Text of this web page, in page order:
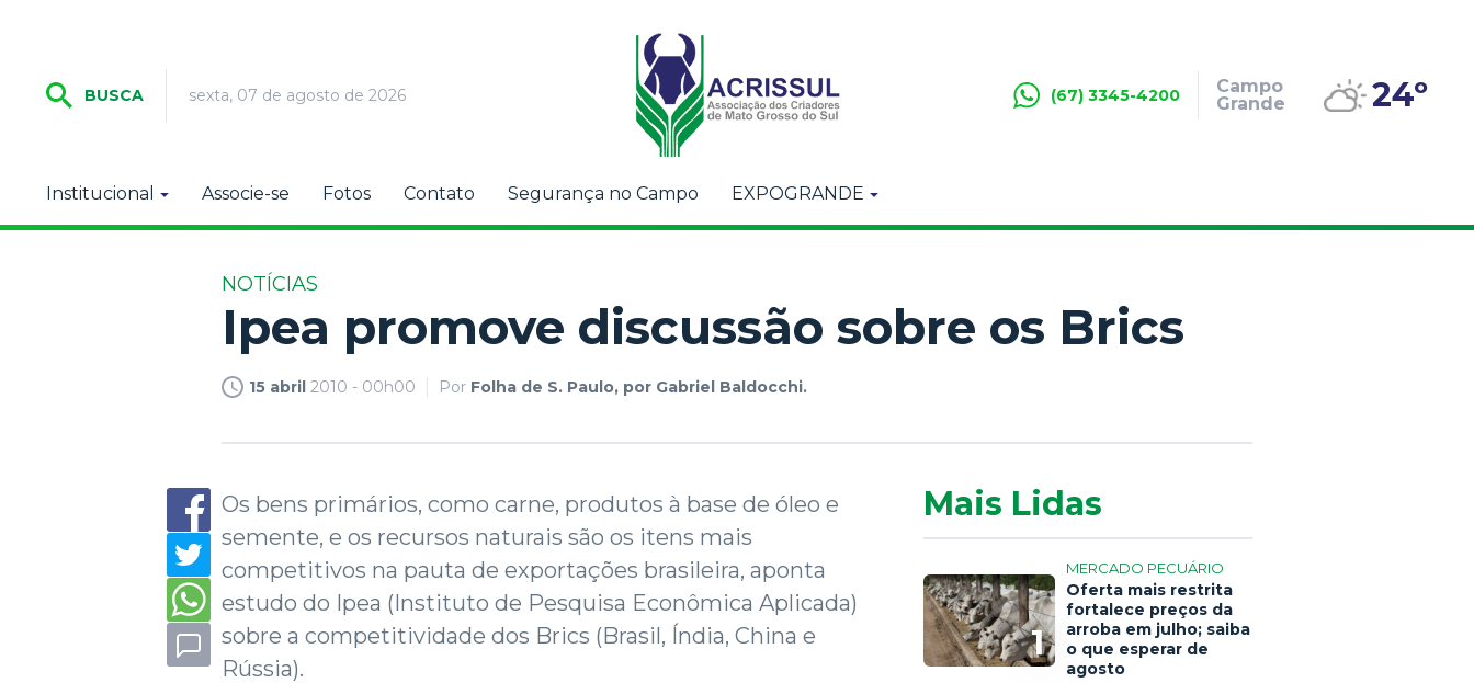
BUSCA sexta, 07 de agosto de 2026 (67) 3345-4200
Campo
Grande
24º
Institucional Associe-se Fotos Contato Segurança no Campo EXPOGRANDE
NOTÍCIAS
Ipea promove discussão sobre os Brics
15 abril 2010 - 00h00 Por Folha de S. Paulo, por Gabriel Baldocchi.
Os bens primários, como carne, produtos à base de óleo e
semente, e os recursos naturais são os itens mais
competitivos na pauta de exportações brasileira, aponta
estudo do Ipea (Instituto de Pesquisa Econômica Aplicada)
sobre a competitividade dos Brics (Brasil, Índia, China e
Rússia).
Mais Lidas
1
MERCADO PECUÁRIO
Oferta mais restrita
fortalece preços da
arroba em julho; saiba
o que esperar de
agosto